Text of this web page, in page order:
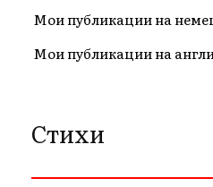
Мои публикации на
Мои публикации на
Стихи